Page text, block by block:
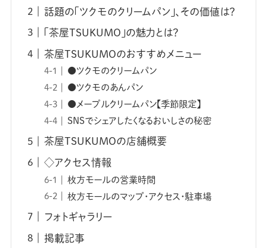
話題の「ツクモのクリームパン」、その価値は？
「茶屋TSUKUMO」の魅力とは？
茶屋TSUKUMOのおすすめメニュー
●ツクモのクリームパン
●ツクモのあんパン
●メープルクリームパン【季節限定】
SNSでシェアしたくなるおいしさの秘密
茶屋TSUKUMOの店舗概要
◇アクセス情報
枚方モールの営業時間
枚方モールのマップ・アクセス・駐車場
フォトギャラリー
掲載記事